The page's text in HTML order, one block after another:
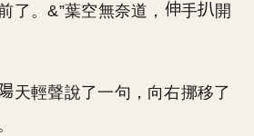
了。&”葉空無奈道，
手
開
天輕聲說了一句，向右挪移了